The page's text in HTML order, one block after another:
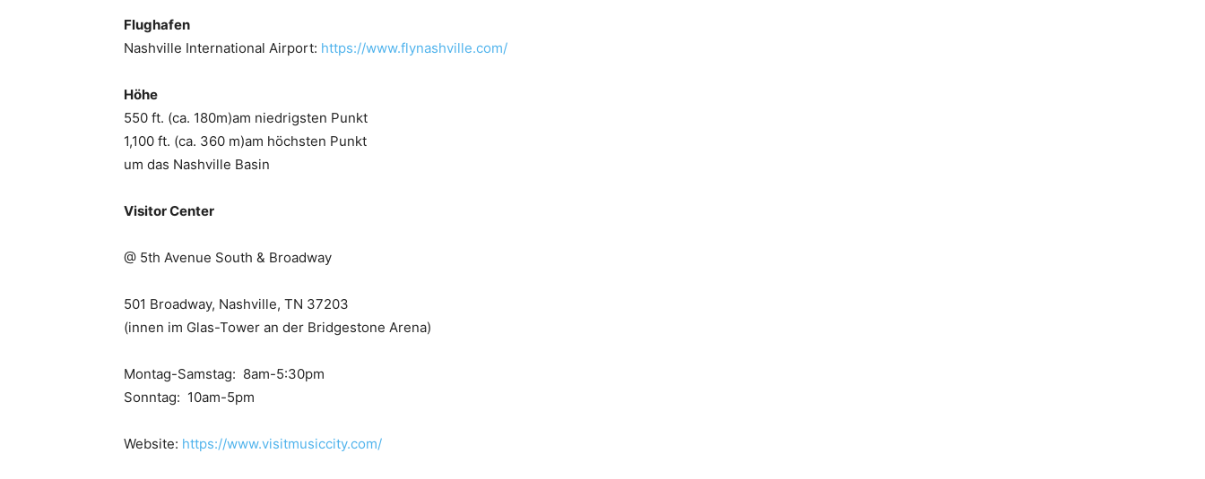
Flughafen
Nashville International Airport: https://www.flynashville.com/
Höhe
550 ft. (ca. 180m)am niedrigsten Punkt
1,100 ft. (ca. 360 m)am höchsten Punkt
um das Nashville Basin
Visitor Center
@ 5th Avenue South & Broadway
501 Broadway, Nashville, TN 37203
(innen im Glas-Tower an der Bridgestone Arena)
Montag-Samstag: 8am-5:30pm
Sonntag: 10am-5pm
Website: https://www.visitmusiccity.com/